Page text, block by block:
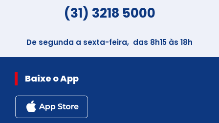
(31) 3218 5000
De segunda a sexta-feira, das 8h15 às 18h
Baixe o App